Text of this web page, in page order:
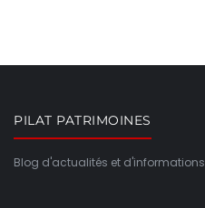
PILAT PATRIMOINES
Blog d'actualités et d'informations